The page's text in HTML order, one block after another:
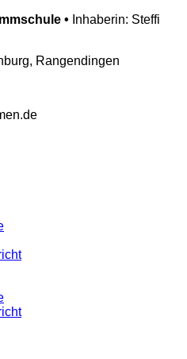
• Inhaberin: Steffi
Rangendingen